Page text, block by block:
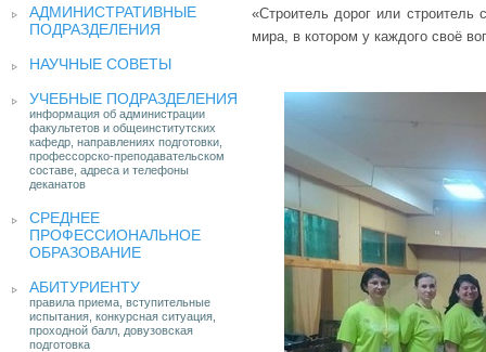
АДМИНИСТРАТИВНЫЕ
ПОДРАЗДЕЛЕНИЯ
НАУЧНЫЕ СОВЕТЫ
УЧЕБНЫЕ ПОДРАЗДЕЛЕНИЯ
информация об администрации
факультетов и общеинститутских
кафедр, направлениях подготовки,
профессорско-преподавательском
составе, адреса и телефоны
деканатов
СРЕДНЕЕ
ПРОФЕССИОНАЛЬНОЕ
ОБРАЗОВАНИЕ
АБИТУРИЕНТУ
правила приема, вступительные
испытания, конкурсная ситуация,
проходной балл, довузовская
подготовка
«Строитель дорог или строитель
мира, в котором у каждого своё